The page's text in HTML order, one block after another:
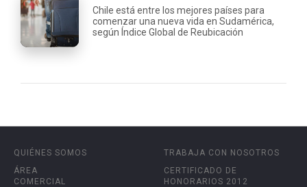
Chile está entre los mejores países para
comenzar una nueva vida en Sudamérica,
según Índice Global de Reubicación
QUIÉNES SOMOS
ÁREA
COMERCIAL
TRABAJA CON NOSOTROS
CERTIFICADO DE
HONORARIOS 2012